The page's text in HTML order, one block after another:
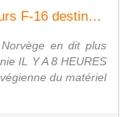
La Norvège en dit plus sur les futurs F-16 destinés à la Roumanie
Norvège en dit plus
IL Y A 8 HEURES
du matériel